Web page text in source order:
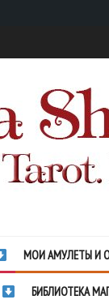
МОИ АМУЛЕТЫ И
БИБЛИОТЕКА